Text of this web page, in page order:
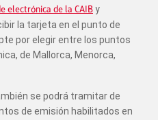
electrónica de la CAIBy
la tarjeta en el punto de
por elegir entre los puntos
de Mallorca, Menorca,
se podrá tramitar de
de emisión habilitados en